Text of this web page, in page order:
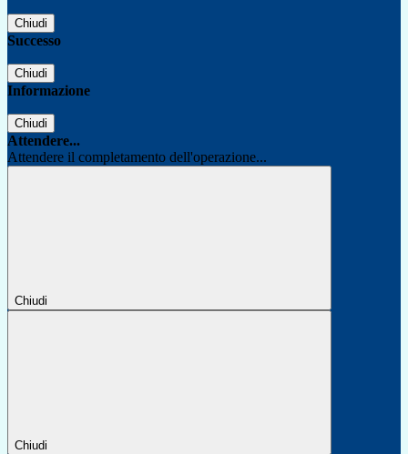
Chiudi
Successo
Chiudi
Informazione
Chiudi
Attendere...
Attendere il completamento dell'operazione...
Chiudi
Chiudi